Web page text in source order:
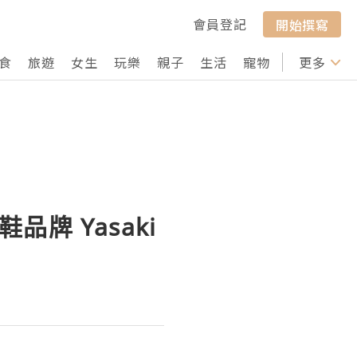
會員登記
開始撰寫
旅遊 女生 玩樂 親子 生活 寵物 行山 打卡
更多
品牌 Yasaki